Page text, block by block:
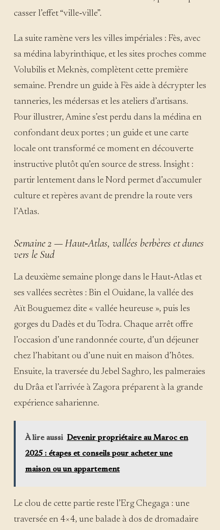
casser l’effet “ville‑ville”.
La suite ramène vers les villes impériales : Fès, avec
sa médina labyrinthique, et les sites proches comme
Volubilis et Meknès, complètent cette première
semaine. Prendre un guide à Fès aide à décrypter les
tanneries, les médersas et les ateliers d’artisans.
Pour illustrer, Amine s’est perdu dans la médina en
confondant deux portes ; un guide et une carte
locale ont transformé ce moment en découverte
instructive plutôt qu’en source de stress. Insight :
partir lentement dans le Nord permet d’accumuler
culture et repères avant de prendre la route vers
l’Atlas.
Semaine 2 — Haut‑Atlas, vallées berbères et dunes
vers le Sud
La deuxième semaine plonge dans le Haut‑Atlas et
ses vallées secrètes : Bin el Ouidane, la vallée des
Aït Bouguemez dite « vallée heureuse », puis les
gorges du Dadès et du Todra. Chaque arrêt offre
l’occasion d’une randonnée courte, d’un déjeuner
chez l’habitant ou d’une nuit en maison d’hôtes.
Ensuite, la traversée du Jebel Saghro, les palmeraies
du Drâa et l’arrivée à Zagora préparent à la grande
expérience saharienne.
À lire aussi Devenir propriétaire au Maroc en
2025 : étapes et conseils pour acheter une
maison ou un appartement
Le clou de cette partie reste l’Erg Chegaga : une
traversée en 4×4, une balade à dos de dromadaire